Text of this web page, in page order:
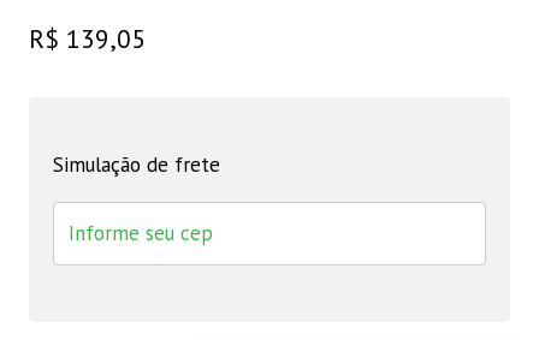
R$ 139,05
Simulação de frete